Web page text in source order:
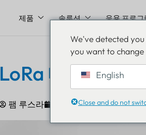
제품 솔루션 응용 프로그
LoRa 대
팸 루스라 2023년 12월 22일 로라
We've detected
you want to change
English
Close and do not